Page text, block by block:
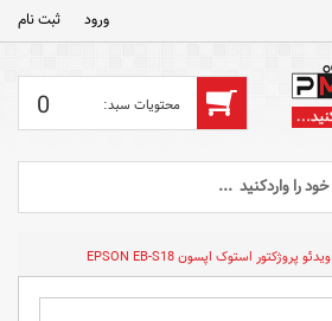
ورود ثبت‌ نام
0
ویدئو پروژکتور استوک اپسون EPSON EB-S18